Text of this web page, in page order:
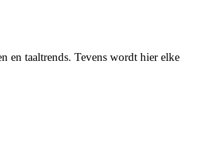
en taaltrends. Tevens wordt hier elke